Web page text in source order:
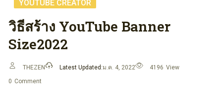
YOUTUBE CREATOR
วิธีสร้าง YouTube Banner
Size2022
THEZEN Latest Updated:ม.ค. 4, 2022 4196 View
0 Comment